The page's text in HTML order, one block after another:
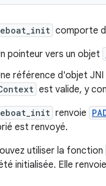
comporte
pointeur vers un objet
référence d'objet JNI
est valide, y
renvoie
est renvoyé.
utiliser la fonction
initialisée. Elle